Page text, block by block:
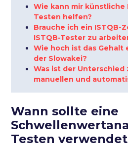
Wie kann mir
Testen helfen?
Brauche ich ein ISTQB-
ISTQB-Tester zu
Wie hoch ist das Gehalt
der Slowakei?
Was ist der Unterschied
manuellen und
Wann sollte eine
Testen